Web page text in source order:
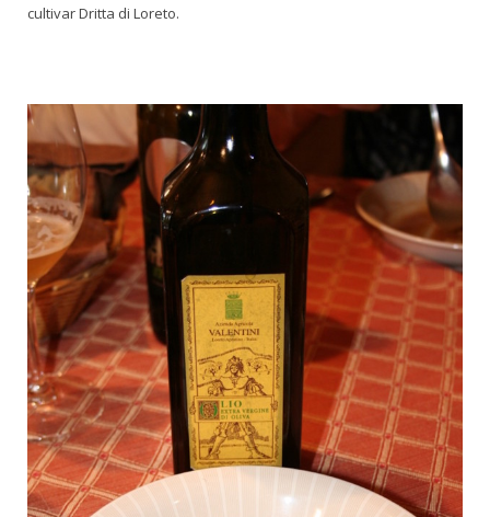
cultivar Dritta di Loreto.